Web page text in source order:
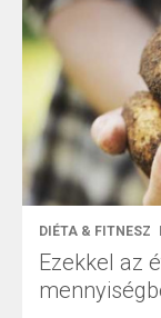
DIÉTA & FITNESZ
Ezekkel az